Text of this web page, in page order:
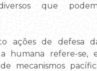
diversos que
ações de defesa
humana refere-se,
mecanismos